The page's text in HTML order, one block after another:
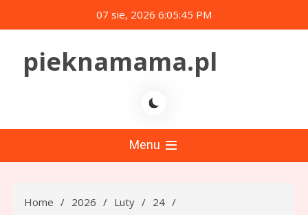
to
07 sie, 2026 6:05:46 PM
pieknamama.pl
Menu
Home 2026 Luty
24